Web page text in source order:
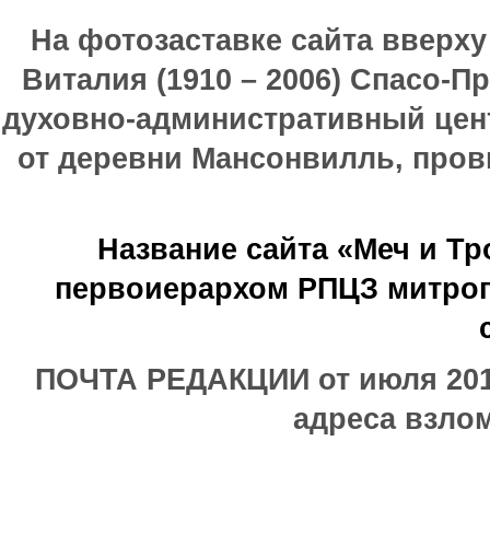
На фотозаставке сайта
Виталия (1910 – 2006) Спасо-
духовно-административный
от деревни Мансонвилль,
Название сайта «Меч и
первоиерархом РПЦЗ
ПОЧТА РЕДАКЦИИ от июля
адреса